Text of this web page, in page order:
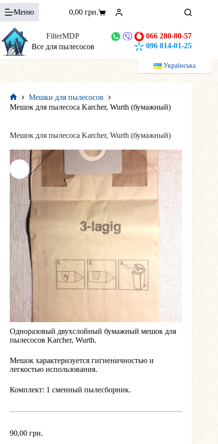
Перейти
сути
Меню Корзина
0,00грн.
FilterMDP
Все для пылесосов
066 280-80-57
096 814-01-25
Українська
Главная
Мешки для пылесосов
Мешок для пылесоса Karcher, Wurth (бумажный)
Мешок для пылесоса Karcher, Wurth (бумажный)
Одноразовый двухслойный бумажный мешок для
пылесосов Karcher, Wurth.
Мешок характеризуется гигиеничностью и
легкостью использования.
Комплект: 1 сменный пылесборник.
90,00 грн.